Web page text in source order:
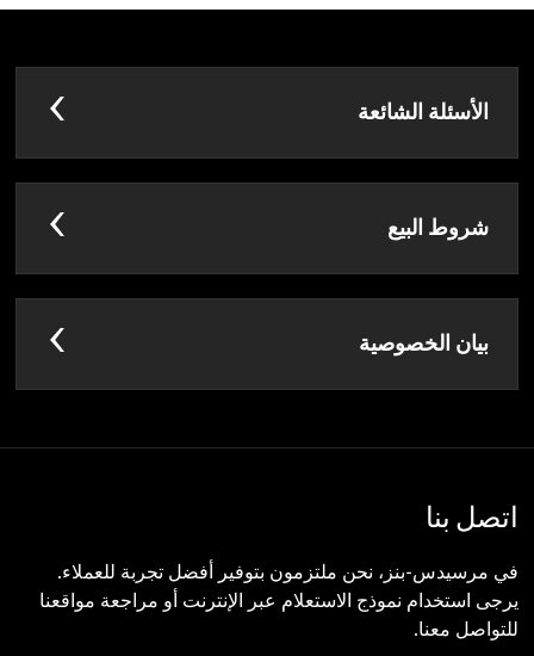
الأسئلة الشائعة
شروط البيع
بيان الخصوصية
اتصل بنا
في مرسيدس-بنز، نحن ملتزمون بتوفير أفضل تجربة للعملاء.
يرجى استخدام نموذج الاستعلام عبر الإنترنت أو مراجعة مواقعنا
للتواصل معنا.